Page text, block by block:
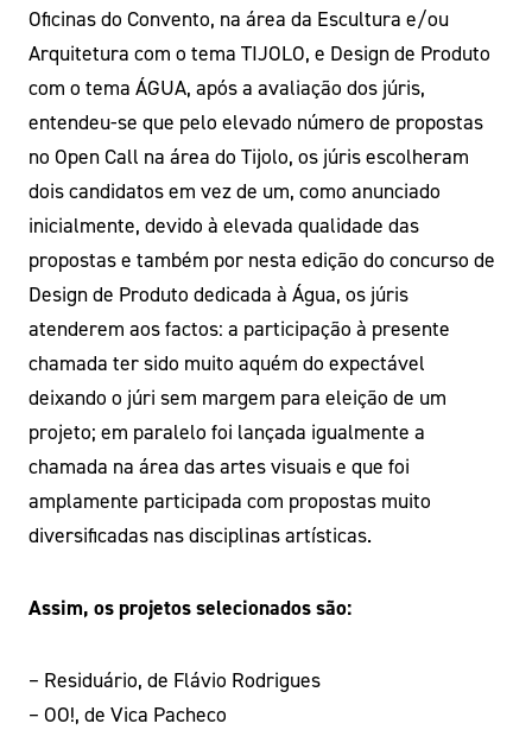
Oficinas do Convento, na área da Escultura e/ou
Arquitetura com o tema TIJOLO, e Design de Produto
com o tema ÁGUA, após a avaliação dos júris,
entendeu-se que pelo elevado número de propostas
no Open Call na área do Tijolo, os júris escolheram
dois candidatos em vez de um, como anunciado
inicialmente, devido à elevada qualidade das
propostas e também por nesta edição do concurso de
Design de Produto dedicada à Água, os júris
atenderem aos factos: a participação à presente
chamada ter sido muito aquém do expectável
deixando o júri sem margem para eleição de um
projeto; em paralelo foi lançada igualmente a
chamada na área das artes visuais e que foi
amplamente participada com propostas muito
diversificadas nas disciplinas artísticas.
Assim, os projetos selecionados são:
– Residuário, de Flávio Rodrigues
– OO!, de Vica Pacheco